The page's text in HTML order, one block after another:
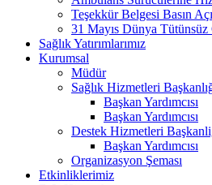
Teşekkür Belgesi Basın
31 Mayıs Dünya Tütünsüz
Sağlık Yatırımlarımız
Kurumsal
Müdür
Sağlık Hizmetleri
Başkan Yardımcısı
Başkan Yardımcısı
Destek Hizmetleri
Başkan Yardımcısı
Organizasyon Şeması
Etkinliklerimiz